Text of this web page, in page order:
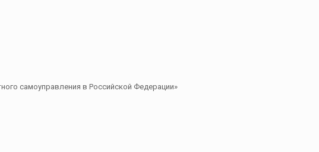
самоуправления в Российской Федерации»